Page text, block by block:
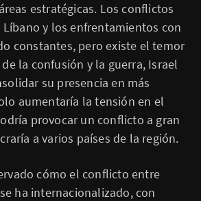
estratégicas. Los conflictos
y los enfrentamientos con
constantes, pero existe el temor
la confusión y la guerra, Israel
su presencia en más
aumentaría la tensión en el
provocar un conflicto a gran
a varios países de la región.
cómo el conflicto entre
ha internacionalizado, con